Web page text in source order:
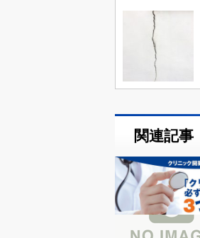
関連記事